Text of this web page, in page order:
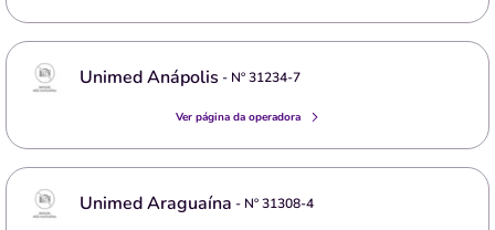
Unimed Anápolis - Nº31234-7
Ver página da operadora
Unimed Araguaína - Nº31308-4